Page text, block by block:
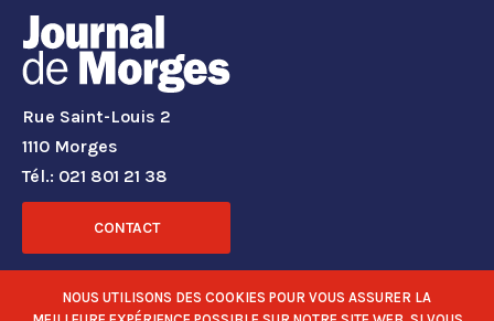
Rue Saint-Louis 2
1110 Morges
Tél.: 021 801 21 38
CONTACT
RÉSEAUX SOCIAUX
NOUS UTILISONS DES COOKIES POUR VOUS ASSURER LA